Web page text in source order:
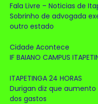
Fala Livre – Noticias de
Sobrinho de advogada
outro estado
Cidade Acontece
IF BAIANO CAMPUS
ITAPETINGA 24 HORAS
Durigan diz que
dos gastos